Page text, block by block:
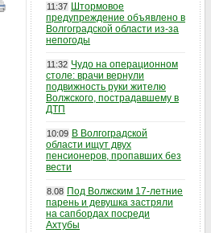
11:37 Штормовое
предупреждение объявлено в
Волгоградской области из-за
непогоды
11:32 Чудо на операционном
столе: врачи вернули
подвижность руки жителю
Волжского, пострадавшему в
ДТП
10:09 В Волгоградской
области ищут двух
пенсионеров, пропавших без
вести
8.08 Под Волжским 17-летние
парень и девушка застряли
на сапбордах посреди
Ахтубы